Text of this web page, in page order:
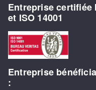
Entreprise certifiée
et ISO 14001
Entreprise
: